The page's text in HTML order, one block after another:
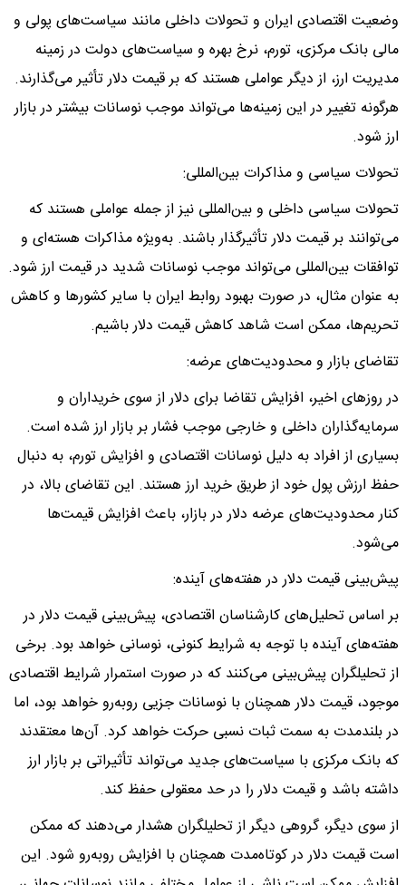
وضعیت اقتصادی ایران و تحولات داخلی مانند سیاست‌های پولی و
مالی بانک مرکزی، تورم، نرخ بهره و سیاست‌های دولت در زمینه
مدیریت ارز، از دیگر عواملی هستند که بر قیمت دلار تأثیر می‌گذارند.
هرگونه تغییر در این زمینه‌ها می‌تواند موجب نوسانات بیشتر در بازار
ارز شود.
تحولات سیاسی و مذاکرات بین‌المللی:
تحولات سیاسی داخلی و بین‌المللی نیز از جمله عواملی هستند که
می‌توانند بر قیمت دلار تأثیرگذار باشند. به‌ویژه مذاکرات هسته‌ای و
توافقات بین‌المللی می‌تواند موجب نوسانات شدید در قیمت ارز شود.
به عنوان مثال، در صورت بهبود روابط ایران با سایر کشورها و کاهش
تحریم‌ها، ممکن است شاهد کاهش قیمت دلار باشیم.
تقاضای بازار و محدودیت‌های عرضه:
در روزهای اخیر، افزایش تقاضا برای دلار از سوی خریداران و
سرمایه‌گذاران داخلی و خارجی موجب فشار بر بازار ارز شده است.
بسیاری از افراد به دلیل نوسانات اقتصادی و افزایش تورم، به دنبال
حفظ ارزش پول خود از طریق خرید ارز هستند. این تقاضای بالا، در
کنار محدودیت‌های عرضه دلار در بازار، باعث افزایش قیمت‌ها
می‌شود.
پیش‌بینی قیمت دلار در هفته‌های آینده:
بر اساس تحلیل‌های کارشناسان اقتصادی، پیش‌بینی قیمت دلار در
هفته‌های آینده با توجه به شرایط کنونی، نوسانی خواهد بود. برخی
از تحلیلگران پیش‌بینی می‌کنند که در صورت استمرار شرایط اقتصادی
موجود، قیمت دلار همچنان با نوسانات جزیی روبه‌رو خواهد بود، اما
در بلندمدت به سمت ثبات نسبی حرکت خواهد کرد. آن‌ها معتقدند
که بانک مرکزی با سیاست‌های جدید می‌تواند تأثیراتی بر بازار ارز
داشته باشد و قیمت دلار را در حد معقولی حفظ کند.
از سوی دیگر، گروهی دیگر از تحلیلگران هشدار می‌دهند که ممکن
است قیمت دلار در کوتاه‌مدت همچنان با افزایش روبه‌رو شود. این